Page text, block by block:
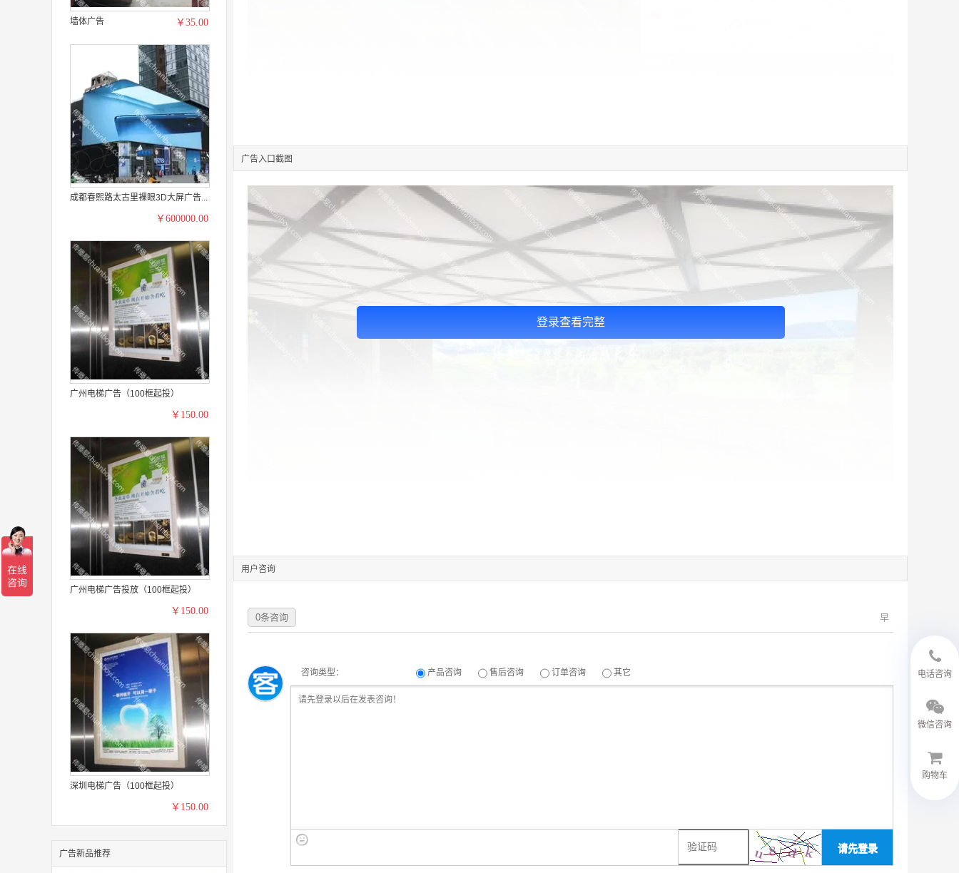
墙体广告 ￥35.00
成都春熙路太古里裸眼3D大屏广告...
￥600000.00
广州电梯广告（100框起投）
￥150.00
广州电梯广告投放（100框起投）
￥150.00
深圳电梯广告（100框起投）
￥150.00
广告新品推荐
广告入口截图
登录查看完整
用户咨询
早
0条咨询
咨询类型： 产品咨询 售后咨询 订单咨询 其它
请先登录
电话咨询
微信咨询
购物车